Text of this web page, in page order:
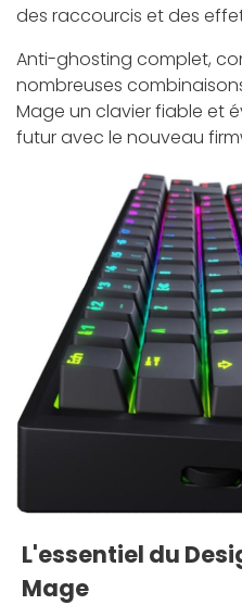
des raccourcis et des
Anti-ghosting complet,
nombreuses
Mage un clavier fiable et
futur avec le nouveau
L'essentiel du
Mage